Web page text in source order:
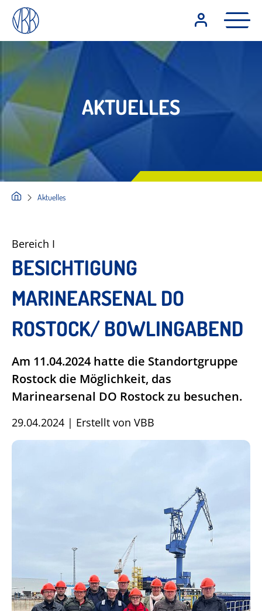
AKTUELLES
Aktuelles
Bereich I
BESICHTIGUNG
MARINEARSENAL DO
ROSTOCK/ BOWLINGABEND
Am 11.04.2024 hatte die Standortgruppe
Rostock die Möglichkeit, das
Marinearsenal DO Rostock zu besuchen.
29.04.2024 | Erstellt von VBB